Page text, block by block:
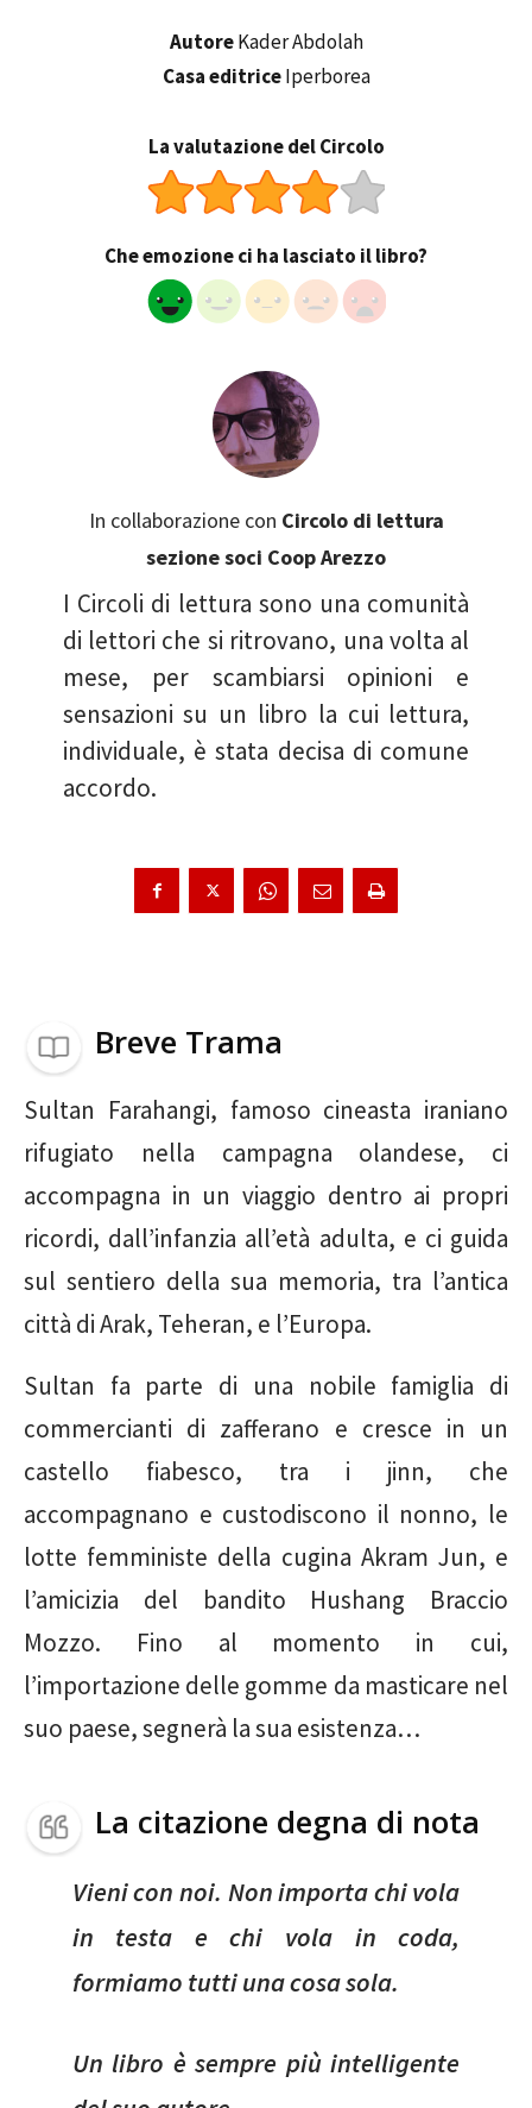
AutoreKader Abdolah
Casa editriceIperborea
La valutazione del Circolo
Che emozione ci ha lasciato il libro?
In collaborazione con Circolo di lettura
sezione soci Coop Arezzo
I Circoli di lettura sono una comunità
di lettori che si ritrovano, una volta al
mese, per scambiarsi opinioni e
sensazioni su un libro la cui lettura,
individuale, è stata decisa di comune
accordo.
Breve Trama
Sultan Farahangi, famoso cineasta iraniano
rifugiato nella campagna olandese, ci
accompagna in un viaggio dentro ai propri
ricordi, dall’infanzia all’età adulta, e ci guida
sul sentiero della sua memoria, tra l’antica
città di Arak, Teheran, e l’Europa.
Sultan fa parte di una nobile famiglia di
commercianti di zafferano e cresce in un
castello fiabesco, tra i jinn, che
accompagnano e custodiscono il nonno, le
lotte femministe della cugina Akram Jun, e
l’amicizia del bandito Hushang Braccio
Mozzo. Fino al momento in cui,
l’importazione delle gomme da masticare nel
suo paese, segnerà la sua esistenza…
La citazione degna di nota
Vieni con noi. Non importa chi vola
in testa e chi vola in coda,
formiamo tutti una cosa sola.
Un libro è sempre più intelligente